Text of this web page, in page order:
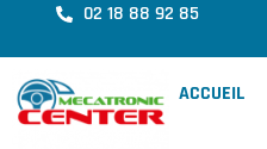
02 18 88 92 85
ACCUEIL